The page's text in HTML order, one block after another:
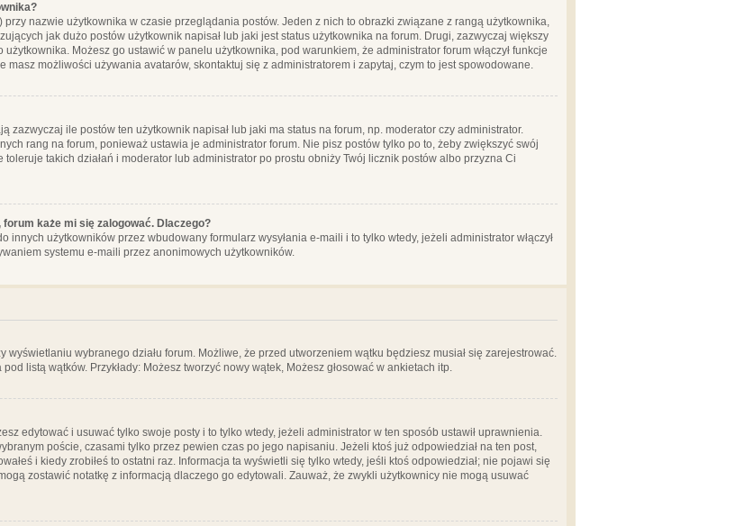
nazwie użytkownika w czasie przeglądania postów. Jeden z nich to obrazki związane z rangą użytkownika,
jak dużo postów użytkownik napisał lub jaki jest status użytkownika na forum. Drugi, zazwyczaj większy
Możesz go ustawić w panelu użytkownika, pod warunkiem, że administrator forum włączył funkcje
masz możliwości używania avatarów, skontaktuj się z administratorem i zapytaj, czym to jest spowodowane.
zazwyczaj ile postów ten użytkownik napisał lub jaki ma status na forum, np. moderator czy administrator.
rang na forum, ponieważ ustawia je administrator forum. Nie pisz postów tylko po to, żeby zwiększyć swój
takich działań i moderator lub administrator po prostu obniży Twój licznik postów albo przyzna Ci
każe mi się zalogować. Dlaczego?
innych użytkowników przez wbudowany formularz wysyłania e-maili i to tylko wtedy, jeżeli administrator włączył
systemu e-maili przez anonimowych użytkowników.
wyświetlaniu wybranego działu forum. Możliwe, że przed utworzeniem wątku będziesz musiał się zarejestrować.
listą wątków. Przykłady: Możesz tworzyć nowy wątek, Możesz głosować w ankietach itp.
edytować i usuwać tylko swoje posty i to tylko wtedy, jeżeli administrator w ten sposób ustawił uprawnienia.
poście, czasami tylko przez pewien czas po jego napisaniu. Jeżeli ktoś już odpowiedział na ten post,
i kiedy zrobiłeś to ostatni raz. Informacja ta wyświetli się tylko wtedy, jeśli ktoś odpowiedział; nie pojawi się
zostawić notatkę z informacją dlaczego go edytowali. Zauważ, że zwykli użytkownicy nie mogą usuwać